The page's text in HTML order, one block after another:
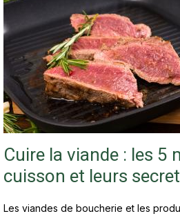
Cuire la viande : les 5
cuisson et leurs
Les viandes de boucherie et les